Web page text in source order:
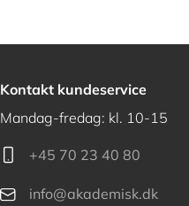
Kontakt kundeservice
Mandag-fredag: kl. 10-15
+45 70 23 40 80
info@akademisk.dk